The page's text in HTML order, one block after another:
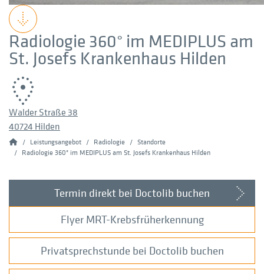
Radiologie 360° im MEDIPLUS am
St. Josefs Krankenhaus Hilden
Walder Straße 38
40724 Hilden
HomeLeistungsangebot Radiologie
Standorte
Radiologie 360° im MEDIPLUS am St. Josefs Krankenhaus Hilden
Termin direkt bei Doctolib buchen
Flyer MRT-Krebsfrüherkennung
Privatsprechstunde bei Doctolib buchen